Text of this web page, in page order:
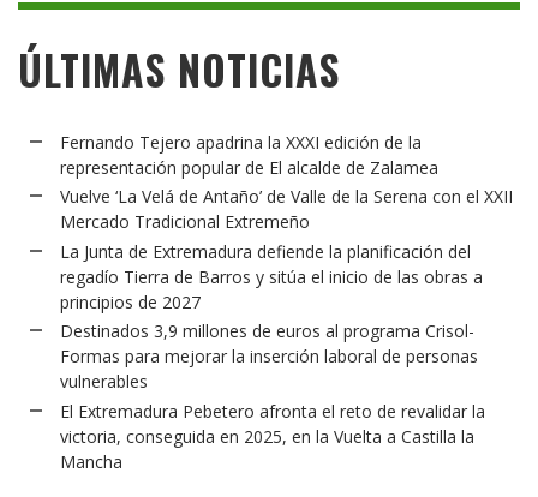
ÚLTIMAS NOTICIAS
Fernando Tejero apadrina la XXXI edición de la
representación popular de El alcalde de Zalamea
Vuelve ‘La Velá de Antaño’ de Valle de la Serena con el XXII
Mercado Tradicional Extremeño
La Junta de Extremadura defiende la planificación del
regadío Tierra de Barros y sitúa el inicio de las obras a
principios de 2027
Destinados 3,9 millones de euros al programa Crisol-
Formas para mejorar la inserción laboral de personas
vulnerables
El Extremadura Pebetero afronta el reto de revalidar la
victoria, conseguida en 2025, en la Vuelta a Castilla la
Mancha